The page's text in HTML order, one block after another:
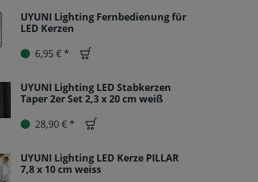
UYUNI Lighting Fernbedienung für
LED Kerzen
6,95 € *
UYUNI Lighting LED Stabkerzen
Taper 2er Set 2,3 x 20 cm weiß
28,90 € *
UYUNI Lighting LED Kerze PILLAR
7,8 x 10 cm weiss